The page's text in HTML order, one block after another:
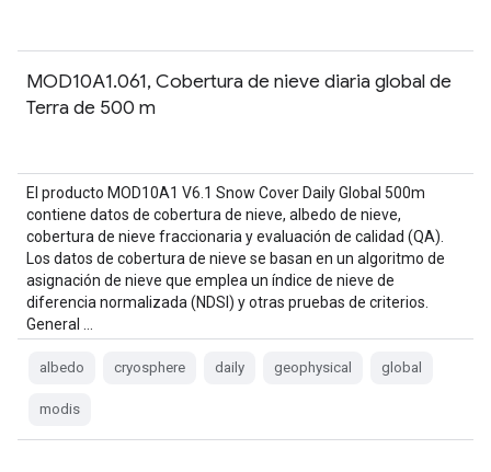
MOD10A1.061, Cobertura de nieve diaria global de
Terra de 500 m
El producto MOD10A1 V6.1 Snow Cover Daily Global 500m
contiene datos de cobertura de nieve, albedo de nieve,
cobertura de nieve fraccionaria y evaluación de calidad (QA).
Los datos de cobertura de nieve se basan en un algoritmo de
asignación de nieve que emplea un índice de nieve de
diferencia normalizada (NDSI) y otras pruebas de criterios.
General …
albedo cryosphere daily geophysical global
modis